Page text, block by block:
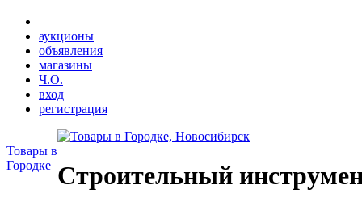
аукционы
объявления
магазины
Ч.О.
вход
регистрация
Товары в
Городке Строительный